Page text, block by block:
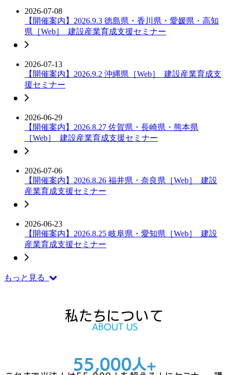
2026-07-08
【開催案内】2026.9.3 徳島県・香川県・愛媛県・高知
県［Web］_建設産業育成支援セミナー
2026-07-13
【開催案内】2026.9.2 沖縄県［Web］_建設産業育成支
援セミナー
2026-06-29
【開催案内】2026.8.27 佐賀県・長崎県・熊本県
［Web］_建設産業育成支援セミナー
2026-07-06
【開催案内】2026.8.26 福井県・奈良県［Web］_建設
産業育成支援セミナー
2026-06-23
【開催案内】2026.8.25 岐阜県・愛知県［Web］_建設
産業育成支援セミナー
もっと見る
私たちについて
ABOUT US
55,000人+